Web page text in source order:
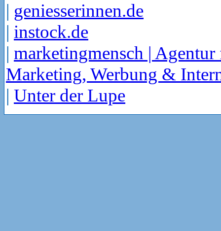
| geniesserinnen.de
| instock.de
| marketingmensch | Agentur
Marketing, Werbung &
| Unter der Lupe